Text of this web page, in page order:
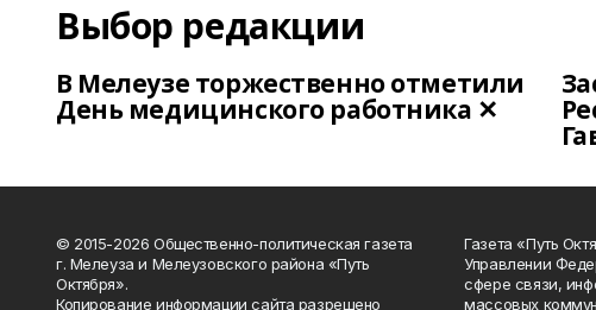
Выбор редакции
В Мелеузе торжественно отметили
День медицинского работника ✕
© 2015-2026 Общественно-политическая газета
г. Мелеуза и Мелеузовского района «Путь
Октября».
Копирование информации сайта разрешено
Газета «Путь
Управлении
сфере связи,
массовых